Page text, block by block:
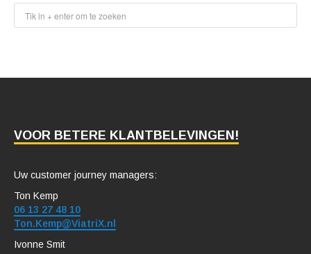
VOOR BETERE KLANTBELEVINGEN!
Uw customer journey managers:
Ton Kemp
06 13 27 48 10
Ton.Kemp@ViatriX.nl
Ivonne Smit